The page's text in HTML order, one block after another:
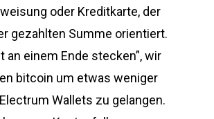
oder Kreditkarte, der
gezahlten Summe orientiert.
an einem Ende stecken”, wir
bitcoin um etwas weniger
Wallets zu gelangen.